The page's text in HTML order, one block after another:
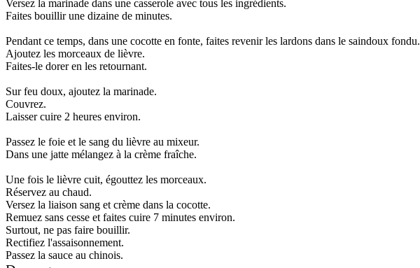
Versez la marinade dans une casserole avec tous les ingrédients.
Faites bouillir une dizaine de minutes.
Pendant ce temps, dans une cocotte en fonte, faites revenir les lardons dans le saindoux fondu.
Ajoutez les morceaux de lièvre.
Faites-le dorer en les retournant.
Sur feu doux, ajoutez la marinade.
Couvrez.
Laisser cuire 2 heures environ.
Passez le foie et le sang du lièvre au mixeur.
Dans une jatte mélangez à la crème fraîche.
Une fois le lièvre cuit, égouttez les morceaux.
Réservez au chaud.
Versez la liaison sang et crème dans la cocotte.
Remuez sans cesse et faites cuire 7 minutes environ.
Surtout, ne pas faire bouillir.
Rectifiez l'assaisonnement.
Passez la sauce au chinois.